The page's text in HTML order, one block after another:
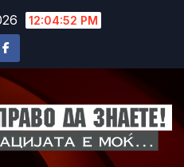
12:04:55 PM